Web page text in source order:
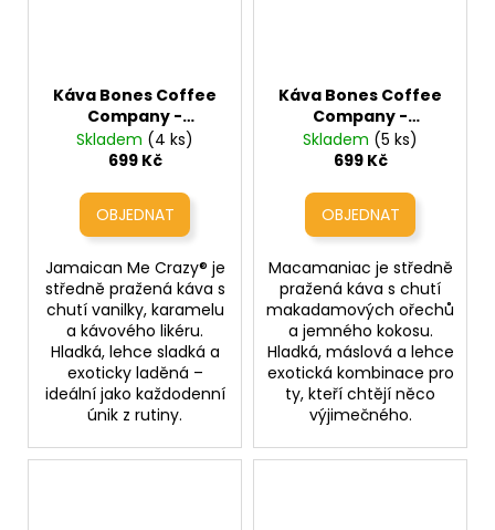
Káva Bones Coffee
Company -
Jamaican Me Crazy®
(vanilka, karamel a
alkoholu)
Skladem (4 ks)
699 Kč
Jamaican Me Crazy® je
středně pražená káva s
chutí vanilky, karamelu
a kávového likéru.
Hladká, lehce sladká a
exoticky laděná –
ideální jako každodenní
únik z rutiny.
Káva Bones Coffee
Company -
Macamaniac
(makadamový
Skladem (5 ks)
699 Kč
Macamaniac je středně
pražená káva s chutí
makadamových ořechů
a jemného kokosu.
Hladká, máslová a lehce
exotická kombinace pro
ty, kteří chtějí něco
výjimečného.